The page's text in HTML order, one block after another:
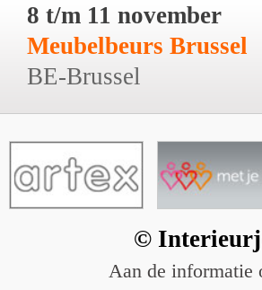
8 t/m 11 november
Meubelbeurs Brussel
BE-Brussel
©
Aan de informatie